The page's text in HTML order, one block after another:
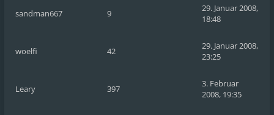
sandman667 9
29. Januar 2008,
18:48
woelfi 42
29. Januar 2008,
23:25
Leary 397
3. Februar
2008, 19:35